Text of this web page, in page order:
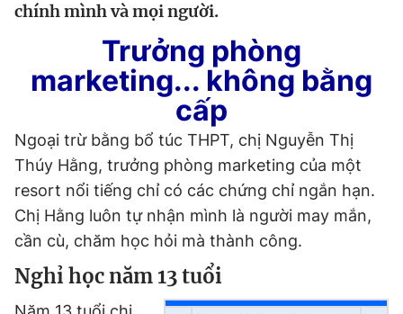
Tiện ích Bạn cần biết
Liên hệ quảng cáo
Đọc Thanh Niên trên điện thoại
chính mình và mọi người.
Trưởng phòng
marketing... không bằng
cấp
Ngoại trừ bằng bổ túc THPT, chị Nguyễn Thị
Thúy Hằng, trưởng phòng marketing của một
resort nổi tiếng chỉ có các chứng chỉ ngắn hạn.
Chị Hằng luôn tự nhận mình là người may mắn,
cần cù, chăm học hỏi mà thành công.
Nghỉ học năm 13 tuổi